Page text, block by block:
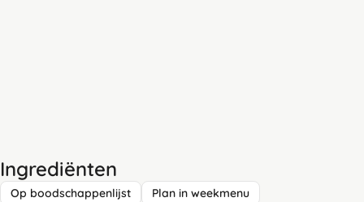
Ingrediënten
Op boodschappenlijst Plan in weekmenu